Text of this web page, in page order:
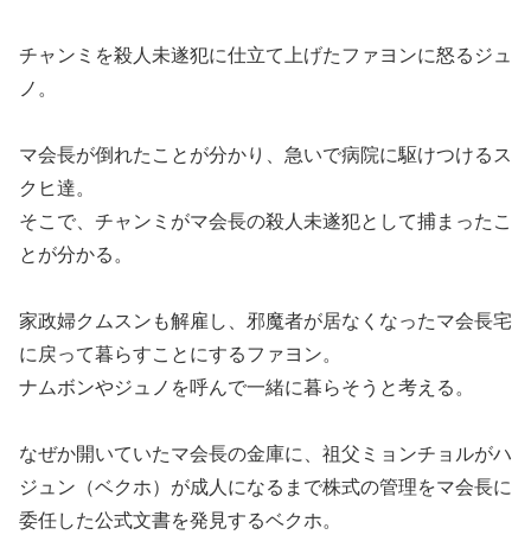
チャンミを殺人未遂犯に仕立て上げたファヨンに怒るジュ
ノ。
マ会長が倒れたことが分かり、急いで病院に駆けつけるス
クヒ達。
そこで、チャンミがマ会長の殺人未遂犯として捕まったこ
とが分かる。
家政婦クムスンも解雇し、邪魔者が居なくなったマ会長宅
に戻って暮らすことにするファヨン。
ナムボンやジュノを呼んで一緒に暮らそうと考える。
なぜか開いていたマ会長の金庫に、祖父ミョンチョルがハ
ジュン（ベクホ）が成人になるまで株式の管理をマ会長に
委任した公式文書を発見するベクホ。